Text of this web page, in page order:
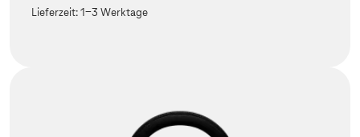
Lieferzeit:1-3 Werktage